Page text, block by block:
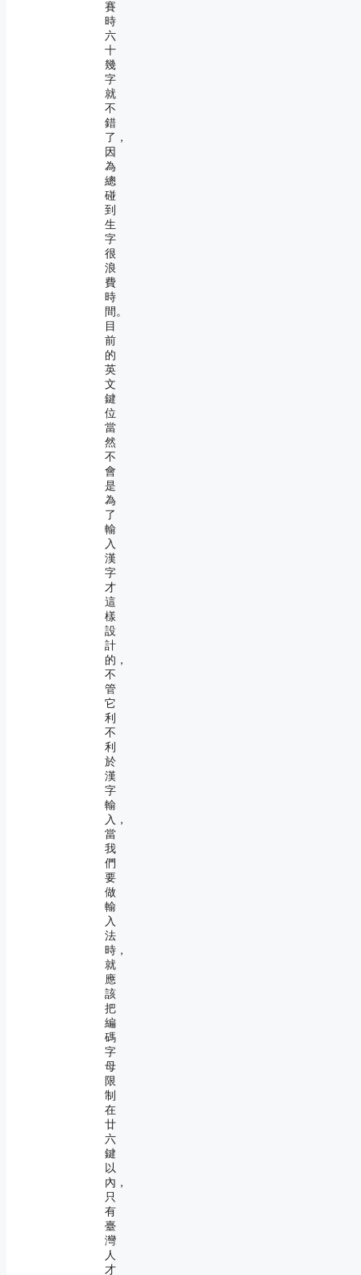
賽
時
六
十
幾
字
就
不
錯
了，
因
為
總
碰
到
生
字
很
浪
費
時
間。
目
前
的
英
文
鍵
位
當
然
不
會
是
為
了
輸
入
漢
字
才
這
樣
設
計
的，
不
管
它
利
不
利
於
漢
字
輸
入，
當
我
們
要
做
輸
入
法
時，
就
應
該
把
編
碼
字
母
限
制
在
廿
六
鍵
以
內，
只
有
臺
灣
人
才